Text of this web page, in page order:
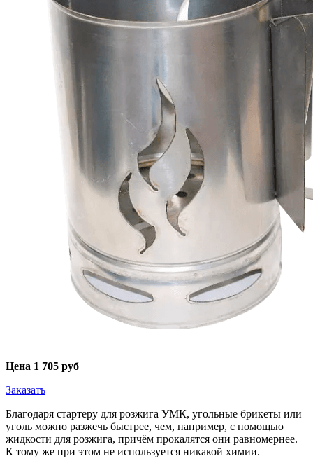
Цена 1 705 руб
Заказать
Благодаря стартеру для розжига УМК, угольные брикеты или
уголь можно разжечь быстрее, чем, например, с помощью
жидкости для розжига, причём прокалятся они равномернее.
К тому же при этом не используется никакой химии.